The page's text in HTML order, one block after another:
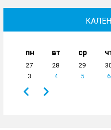
пн вт ср
27 28 29
3
4 5 6
Назад Вперёд